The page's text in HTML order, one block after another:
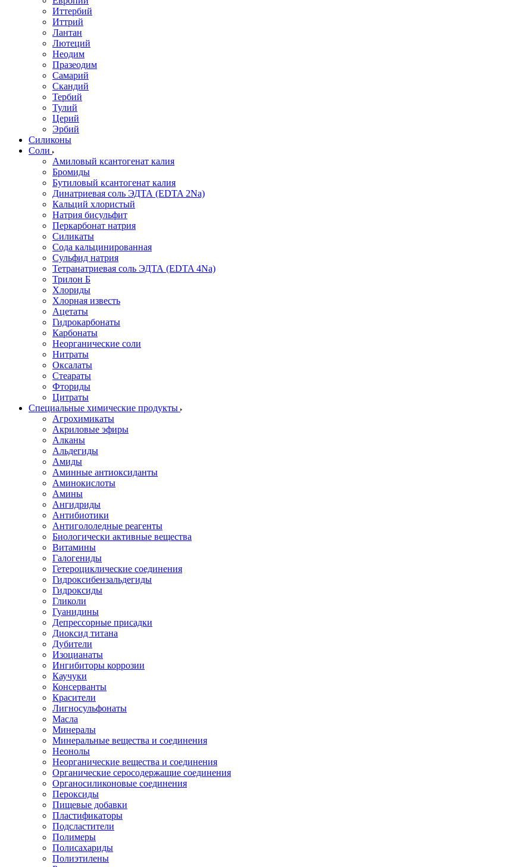
Иттербий
Иттрий
Лантан
Лютеций
Неодим
Празеодим
Самарий
Скандий
Тербий
Тулий
Церий
Эрбий
Силиконы
Соли
Амиловый ксантогенат калия
Бромиды
Бутиловый ксантогенат калия
Динатриевая соль ЭДТА (EDTA 2Na)
Кальций хлористый
Натрия бисульфит
Перкарбонат натрия
Силикаты
Сода кальцинированная
Сульфид натрия
Тетранатриевая соль ЭДТА (EDTA 4Na)
Трилон Б
Хлориды
Хлорная известь
Ацетаты
Гидрокарбонаты
Карбонаты
Неорганические соли
Нитраты
Оксалаты
Стеараты
Фториды
Цитраты
Специальные химические продукты
Агрохимикаты
Акриловые эфиры
Алканы
Альдегиды
Амиды
Аминные антиоксиданты
Аминокислоты
Амины
Ангидриды
Антибиотики
Антигололедные реагенты
Биологически активные вещества
Витамины
Галогениды
Гетероциклические соединения
Гидроксибензальдегиды
Гидроксиды
Гликоли
Гуанидины
Депрессорные присадки
Диоксид титана
Дубители
Изоцианаты
Ингибиторы коррозии
Каучуки
Консерванты
Красители
Лигносульфонаты
Масла
Минералы
Минеральные вещества и соединения
Неонолы
Неорганические вещества и соединения
Органические серосодержащие соединения
Органосиликоновые соединения
Пероксиды
Пищевые добавки
Пластификаторы
Подсластители
Полимеры
Полисахариды
Полиэтилены